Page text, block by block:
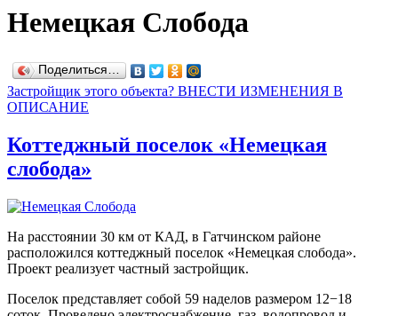
Немецкая Слобода
Поделиться…
Застройщик этого объекта? ВНЕСТИ ИЗМЕНЕНИЯ В
ОПИСАНИЕ
Коттеджный поселок «Немецкая
слобода»
На расстоянии 30 км от КАД, в Гатчинском районе
расположился коттеджный поселок «Немецкая слобода».
Проект реализует частный застройщик.
Поселок представляет собой 59 наделов размером 12−18